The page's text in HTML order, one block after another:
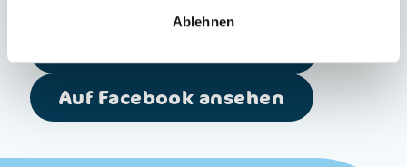
Ablehnen
Auf Facebook ansehen